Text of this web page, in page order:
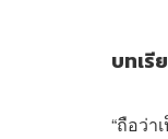
บทเรี
“ถือว่